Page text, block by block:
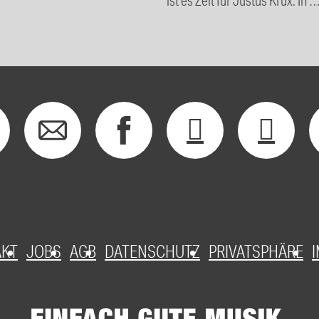
JOBS AGB DATENSCHUTZ PRIVATSPHÄRE